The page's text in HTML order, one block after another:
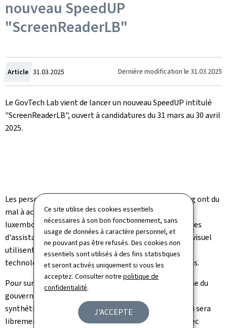
Ce site utilise des cookies essentiels
nécessaires à son bon fonctionnement, sans
usage de données à caractère personnel, et
ne pouvant pas être refusés. Des cookies non
essentiels sont utilisés à des fins statistiques
et seront activés uniquement si vous les
acceptez. Consulter notrepolitique de
confidentialité.
J'ACCEPTE
nouveau SpeedUP
"ScreenReaderLB"
Article Crée
le
31.03.2025 Dernière modification le 31.03.2025
Le GovTech Lab vient de lancer un nouveau SpeedUP intitulé
"ScreenReaderLB", ouvert à candidatures du 31 mars au 30 avril
2025.
Les personnes en situation de handicap au Luxembourg ont du
mal à accéder aux contenus en ligne en langue
luxembourgeoise en raison d'un manque de technologies
d'assistance adapté. Les personnes ayant un handicap visuel
utilisent des lecteurs d'écran, mais il n'existe pas de
technologie de synthèse vocale pour le luxembourgeois.
Pour surmonter ce défi, le Service information et presse du
gouvernement envisage de développer un nouveau
synthétiseur vocal pour le luxembourgeois. La solution sera
librement accessible aux citoyens, sera compatible avec